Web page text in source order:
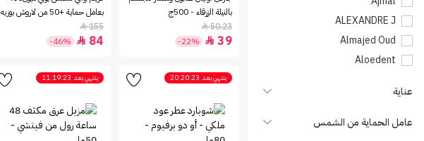
ALEXANDRE J
Almajed Oud
Aloedent
Anua
عناية
عامل الحماية من الشمس
بالنيلة الزرقاء - 500ج
50.23

39

-22%
بعامل حماية +50 من لاروش بوزيه
- 50مل
155

84

-46%
ينتهي بعد 20:20:23 ينتهي بعد 11:19:23